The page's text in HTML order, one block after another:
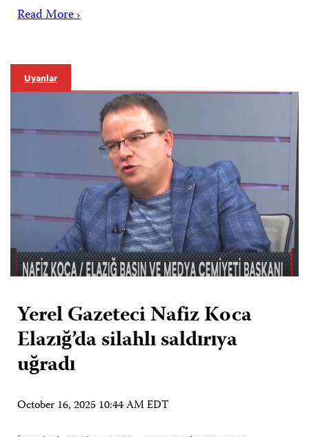
Read More ›
Uyarılar
Yerel Gazeteci Nafiz Koca
Elazığ’da silahlı saldırıya
uğradı
October 16, 2025 10:44 AM EDT